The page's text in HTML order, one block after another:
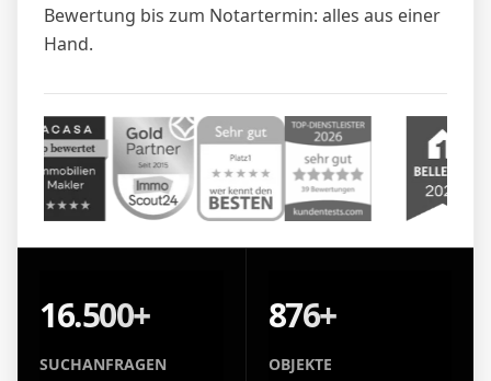
Bewertung bis zum Notartermin: alles aus einer
Hand.
16.500+
SUCHANFRAGEN
876+
OBJEKTE